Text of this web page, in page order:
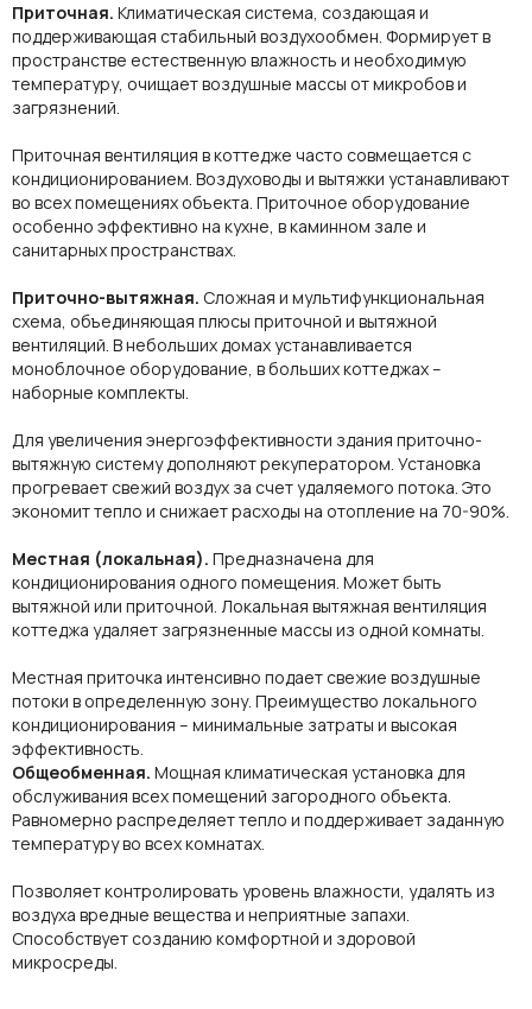
Приточная. Климатическая система, создающая и
поддерживающая стабильный воздухообмен. Формирует в
пространстве естественную влажность и необходимую
температуру, очищает воздушные массы от микробов и
загрязнений.
Приточная вентиляция в коттедже часто совмещается с
кондиционированием. Воздуховоды и вытяжки устанавливают
во всех помещениях объекта. Приточное оборудование
особенно эффективно на кухне, в каминном зале и
санитарных пространствах.
Приточно-вытяжная. Сложная и мультифункциональная
схема, объединяющая плюсы приточной и вытяжной
вентиляций. В небольших домах устанавливается
моноблочное оборудование, в больших коттеджах –
наборные комплекты.
Для увеличения энергоэффективности здания приточно-
вытяжную систему дополняют рекуператором. Установка
прогревает свежий воздух за счет удаляемого потока. Это
экономит тепло и снижает расходы на отопление на 70-90%.
Местная (локальная). Предназначена для
кондиционирования одного помещения. Может быть
вытяжной или приточной. Локальная вытяжная вентиляция
коттеджа удаляет загрязненные массы из одной комнаты.
Местная приточка интенсивно подает свежие воздушные
потоки в определенную зону. Преимущество локального
кондиционирования – минимальные затраты и высокая
эффективность.
Общеобменная. Мощная климатическая установка для
обслуживания всех помещений загородного объекта.
Равномерно распределяет тепло и поддерживает заданную
температуруво всех комнатах.
Позволяет контролировать уровень влажности, удалять из
воздуха вредные вещества и неприятные запахи.
Способствует созданию комфортной и здоровой
микросреды.